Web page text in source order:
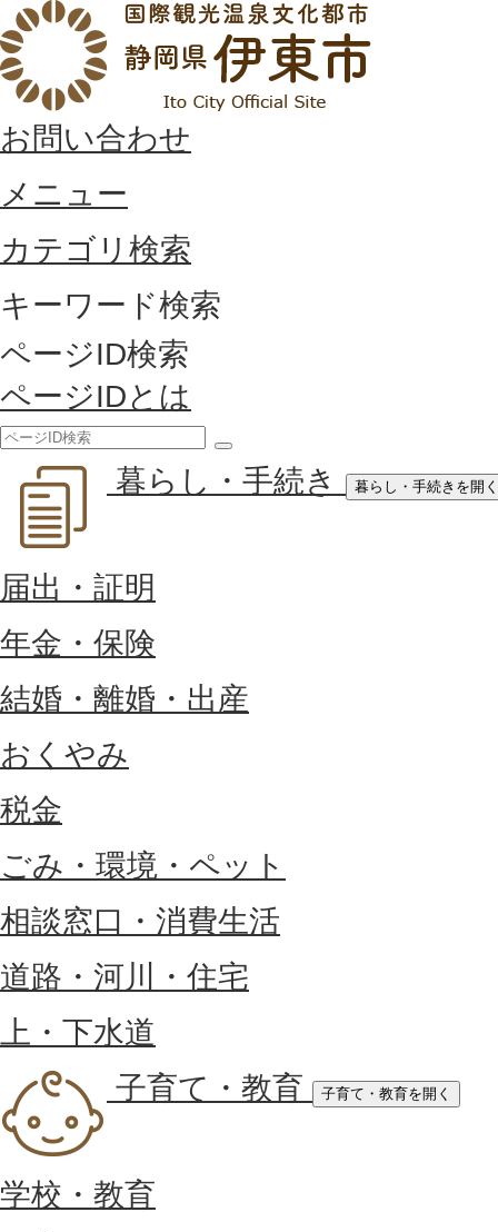
お問い合わせ
メニュー
カテゴリ検索
キーワード検索
ページID検索
ページIDとは
索
暮らし・手続き 暮らし・手続きを開く
届出・証明
年金・保険
結婚・離婚・出産
おくやみ
税金
ごみ・環境・ペット
相談窓口・消費生活
道路・河川・住宅
上・下水道
子育て・教育
子育て・教育を開く
学校・教育